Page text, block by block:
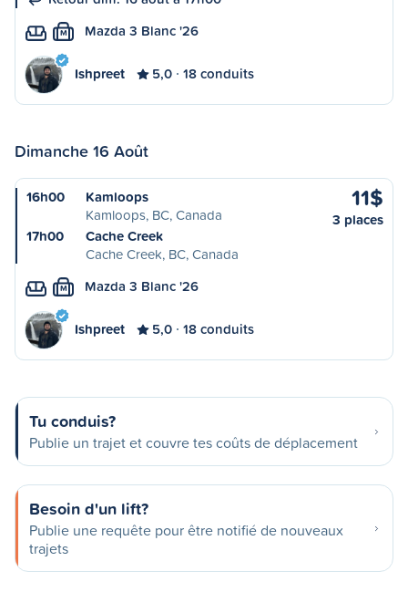
M Mazda 3 Blanc '26
Ishpreet 5,0 18 conduits
Dimanche 16 Août
16h00
Kamloops
Kamloops, BC, Canada
17h00
Cache Creek
Cache Creek, BC, Canada
11$
3 places
M Mazda 3 Blanc '26
Ishpreet 5,0 18 conduits
Tu conduis?
Publie un trajet et couvre tes coûts de déplacement
Besoin d'un lift?
Publie une requête pour être notifié de nouveaux
trajets